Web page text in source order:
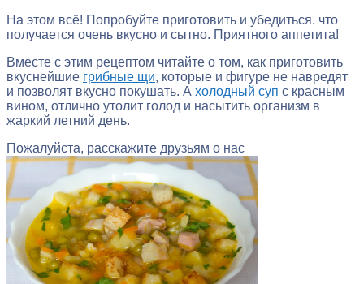
На этом всё! Попробуйте приготовить и убедиться. что
получается очень вкусно и сытно. Приятного аппетита!
Вместе с этим рецептом читайте о том, как приготовить
вкуснейшие грибные щи, которые и фигуре не навредят
и позволят вкусно покушать. А холодный суп с красным
вином, отлично утолит голод и насытить организм в
жаркий летний день.
Пожалуйста, расскажите друзьям о нас